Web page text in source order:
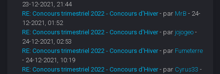
23-12-2021, 21:44
RE: Concours trimestriel 2022 - Concours d'Hiver - par MrB - 24-
12-2021, 01:52
RE: Concours trimestriel 2022 - Concours d'Hiver - par jojogeo -
24-12-2021, 02:53
RE: Concours trimestriel 2022 - Concours d'Hiver - par Fumeterre
- 24-12-2021, 10:19
RE: Concours trimestriel 2022 - Concours d'Hiver - par Cyrus33 -